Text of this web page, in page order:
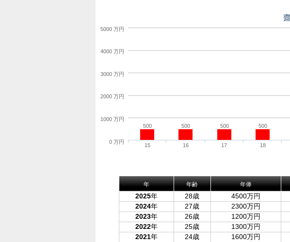
500 500 500 500
15 16 17 18
0 万円
1000 万円
2000 万円
3000 万円
4000 万円
5000 万円
年 年齢 年俸
2025年 28歳 4500万円
2024年 27歳 2300万円
2023年 26歳 1200万円
2022年 25歳 1300万円
2021年 24歳 1600万円